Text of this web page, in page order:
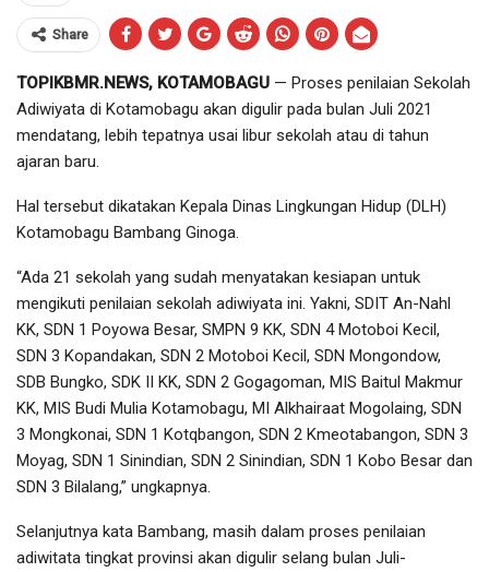
Share
TOPIKBMR.NEWS, KOTAMOBAGU — Proses penilaian Sekolah
Adiwiyata di Kotamobagu akan digulir pada bulan Juli 2021
mendatang, lebih tepatnya usai libur sekolah atau di tahun
ajaran baru.
Hal tersebut dikatakan Kepala Dinas Lingkungan Hidup (DLH)
Kotamobagu Bambang Ginoga.
“Ada 21 sekolah yang sudah menyatakan kesiapan untuk
mengikuti penilaian sekolah adiwiyata ini. Yakni, SDIT An-Nahl
KK, SDN 1 Poyowa Besar, SMPN 9 KK, SDN 4 Motoboi Kecil,
SDN 3 Kopandakan, SDN 2 Motoboi Kecil, SDN Mongondow,
SDB Bungko, SDK II KK, SDN 2 Gogagoman, MIS Baitul Makmur
KK, MIS Budi Mulia Kotamobagu, MI Alkhairaat Mogolaing, SDN
3 Mongkonai, SDN 1 Kotqbangon, SDN 2 Kmeotabangon, SDN 3
Moyag, SDN 1 Sinindian, SDN 2 Sinindian, SDN 1 Kobo Besar dan
SDN 3 Bilalang,” ungkapnya.
Selanjutnya kata Bambang, masih dalam proses penilaian
adiwitata tingkat provinsi akan digulir selang bulan Juli-